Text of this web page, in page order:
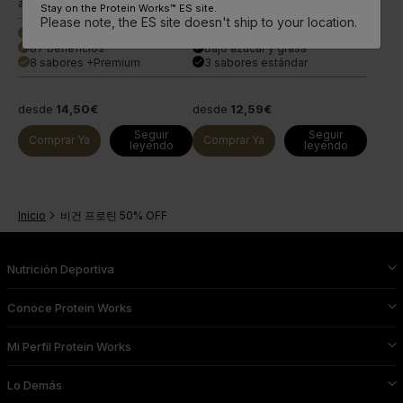
activos.
done 26 g de proteína
done87 beneficios
done 8 sabores +Premium
desde 14,50€
Comprar Ya
Seguir
leyendo
sabor.
27 g de proteína
doneBajo azúcar y grasa
done 3 sabores estándar
desde 12,59€
Comprar Ya
Seguir
leyendo
Inicio 비건 프로틴 50% OFF
Nutrición Deportiva
Conoce Protein Works
Mi Perfil Protein Works
Lo Demás
Stay on the Protein Works™ ES site.
Please note, the ES site doesn't ship to your location.